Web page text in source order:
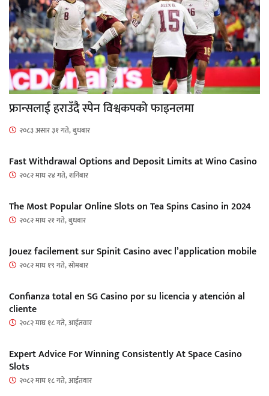
फ्रान्सलाई हराउँदै स्पेन विश्वकपको फाइनलमा
२०८३ असार ३१ गते, बुधबार
Fast Withdrawal Options and Deposit Limits at Wino Casino
२०८२ माघ २४ गते, शनिबार
The Most Popular Online Slots on Tea Spins Casino in 2024
२०८२ माघ २१ गते, बुधबार
Jouez facilement sur Spinit Casino avec l’application mobile
२०८२ माघ १९ गते, सोमबार
Confianza total en SG Casino por su licencia y atención al
cliente
२०८२ माघ १८ गते, आईतवार
Expert Advice For Winning Consistently At Space Casino
Slots
२०८२ माघ १८ गते, आईतवार